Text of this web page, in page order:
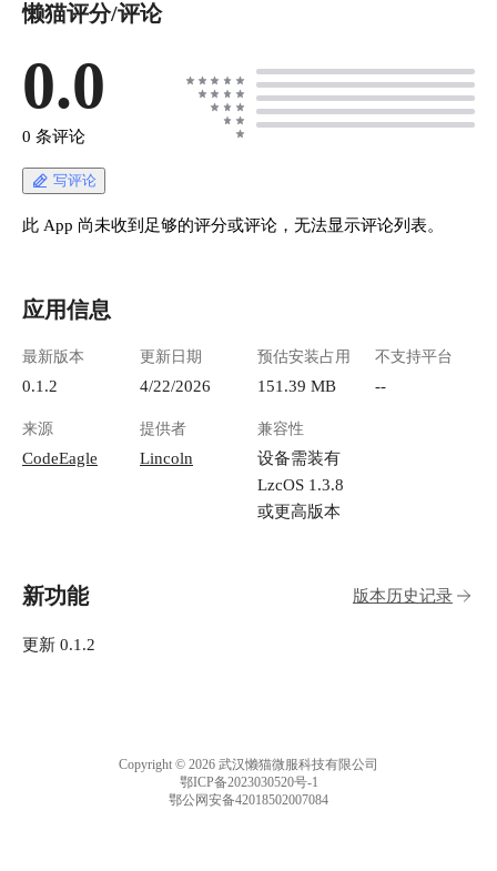
懒猫评分/评论
0.0
0 条评论
写评论
此 App 尚未收到足够的评分或评论，无法显示评论列表。
应用信息
最新版本
0.1.2
更新日期
4/22/2026
预估安装占用
151.39 MB
不支持平台
--
来源
CodeEagle
提供者
Lincoln
兼容性
设备需装有
LzcOS 1.3.8
或更高版本
新功能 版本历史记录
更新 0.1.2
Copyright © 2026 武汉懒猫微服科技有限公司
鄂ICP备2023030520号-1
鄂公网安备42018502007084